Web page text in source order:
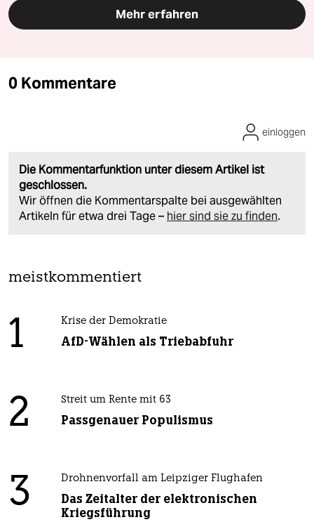
Mehr erfahren
0 Kommentare
Die Kommentarfunktion unter diesem Artikel ist
geschlossen.
Wir öffnen die Kommentarspalte bei ausgewählten
Artikeln für etwa drei Tage – hier sind sie zu finden.
einloggen
meistkommentiert
1 Krise der Demokratie
AfD-Wählen als Triebabfuhr
2 Streit um Rente mit 63
Passgenauer Populismus
3 Drohnenvorfall am Leipziger Flughafen
Das Zeitalter der elektronischen
Kriegsführung